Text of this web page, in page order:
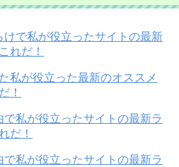
で私が役立ったサイトの最新
れだ！
私が役立った最新のオススメ
！
私が役立ったサイトの最新ラ
だ！
私が役立ったサイトの最新ラ